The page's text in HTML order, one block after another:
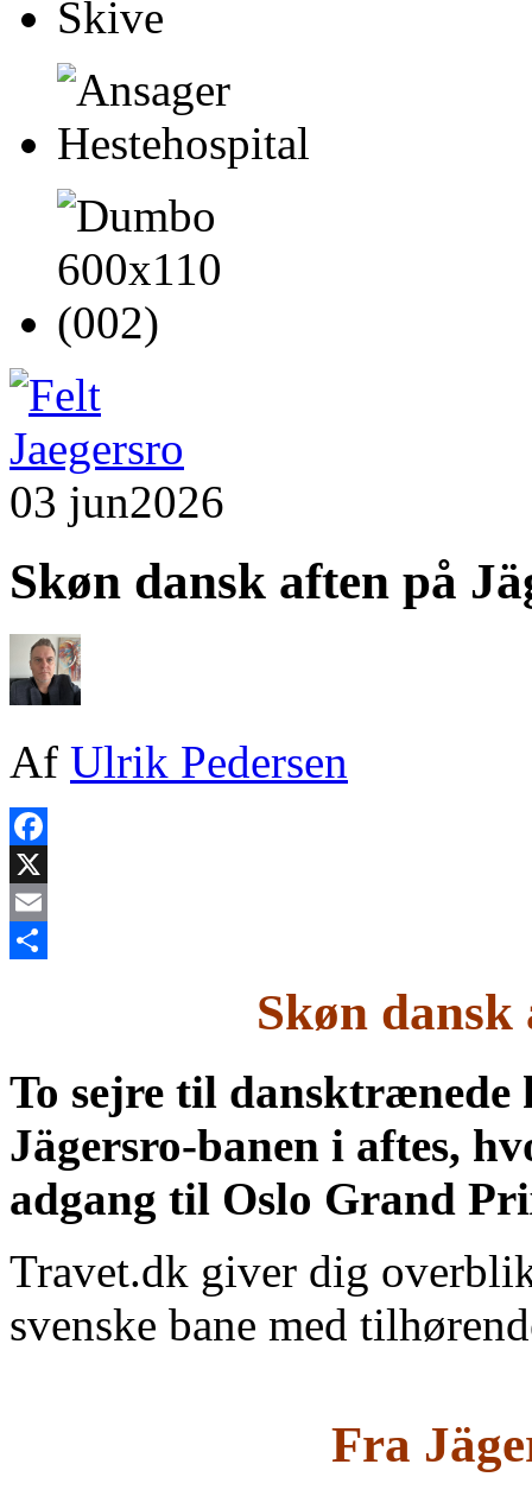
03 jun2026
Skøn dansk aften på
Af Ulrik Pedersen
Facebook
X
Email
Skøn dansk
To sejre til dansktrænede
Jägersro-banen i aftes,
adgang til Oslo Grand
Travet.dk giver dig
svenske bane med
Fra